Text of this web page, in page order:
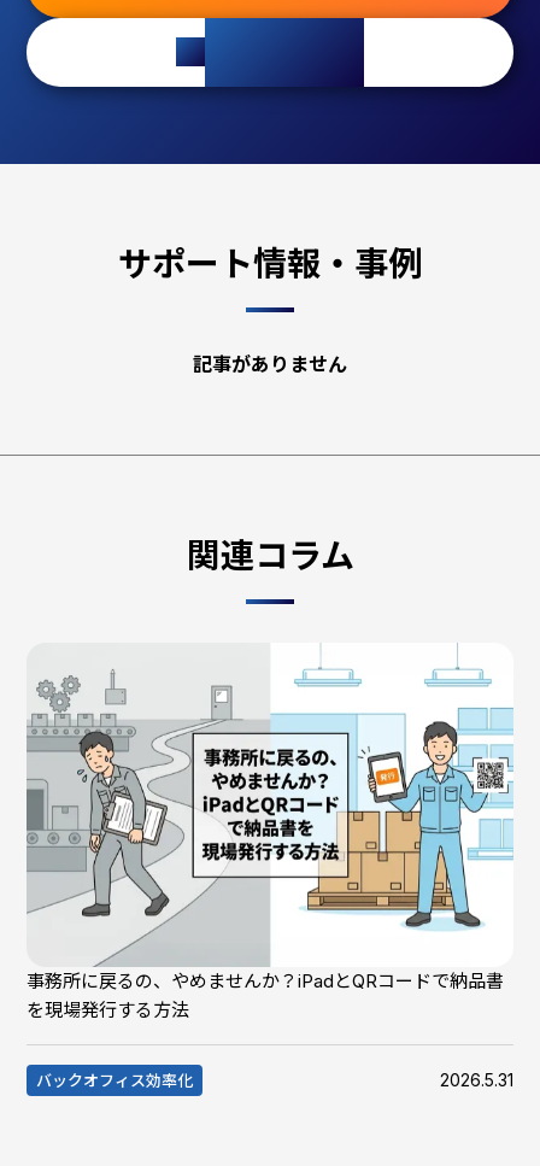
mail_outlineご相談・お見積
サポート情報・事例
記事がありません
関連コラム
事務所に戻るの、やめませんか？iPadとQRコードで納品書
を現場発行する方法
バックオフィス効率化 2026.5.31